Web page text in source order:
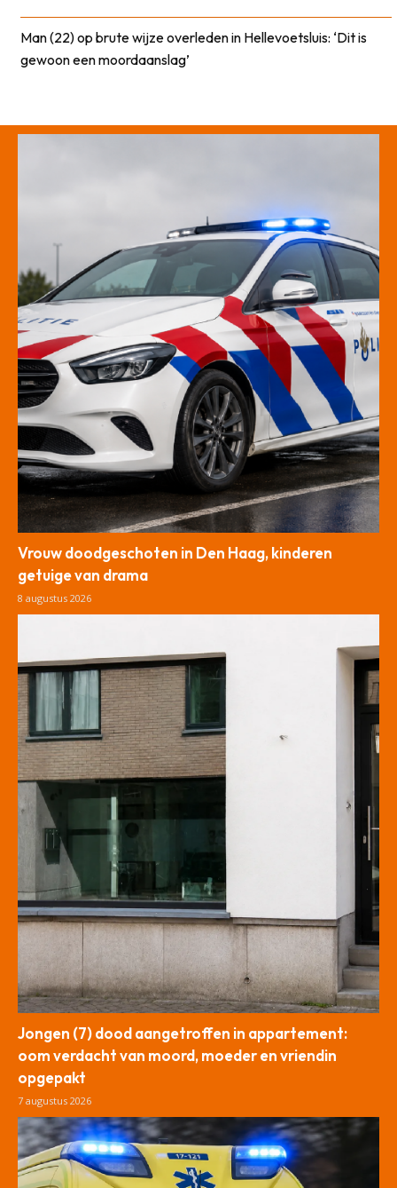
Man (22) op brute wijze overleden in Hellevoetsluis: ‘Dit is
gewoon een moordaanslag’
Vrouw doodgeschoten in Den Haag, kinderen
getuige van drama
8 augustus 2026
Jongen (7) dood aangetroffen in appartement:
oom verdacht van moord, moeder en vriendin
opgepakt
7 augustus 2026